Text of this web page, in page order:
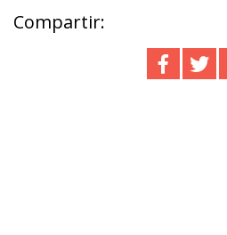
Compartir: